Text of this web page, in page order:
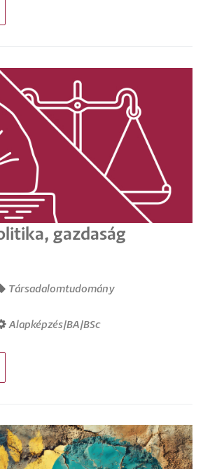
gazdaság
Társadalomtudomány
Alapképzés/BA/BSc